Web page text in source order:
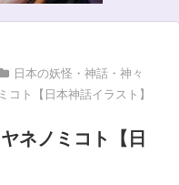
日本の妖怪・神話・神々
コト【日本神話イラスト】
ネノミコト【日